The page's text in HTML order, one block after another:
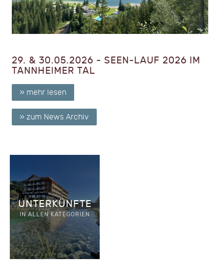
29. & 30.05.2026 - SEEN-LAUF 2026 IM
TANNHEIMER TAL
» mehr lesen
» zum News Archiv
UNTERKÜNFTE
IN ALLEN KATEGORIEN